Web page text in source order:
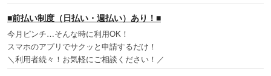
■前払い制度（日払い・週払い）あり！■
今月ピンチ…そんな時に利用OK！
スマホのアプリでサクッと申請するだけ！
＼利用者続々！お気軽にご相談ください！／